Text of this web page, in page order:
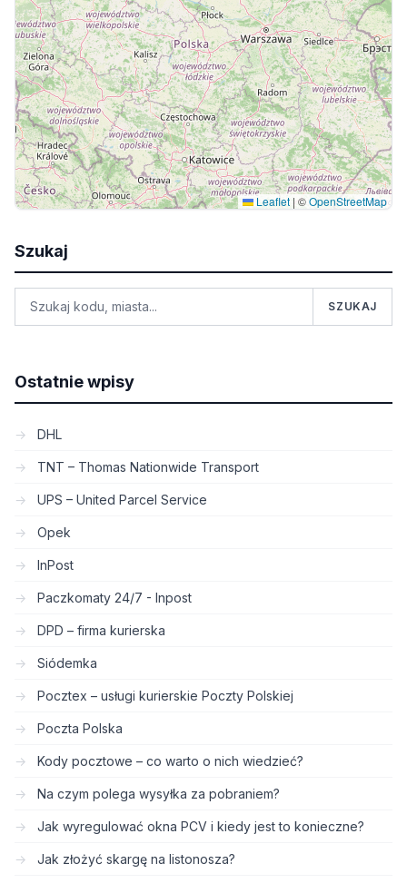
Leaflet | ©OpenStreetMap
Szukaj
SZUKAJ
Ostatnie wpisy
DHL
TNT – Thomas Nationwide Transport
UPS – United Parcel Service
Opek
InPost
Paczkomaty 24/7 - Inpost
DPD – firma kurierska
Siódemka
Pocztex – usługi kurierskie Poczty Polskiej
Poczta Polska
Kody pocztowe – co warto o nich wiedzieć?
Na czym polega wysyłka za pobraniem?
Jak wyregulować okna PCV i kiedy jest to konieczne?
Jak złożyć skargę na listonosza?